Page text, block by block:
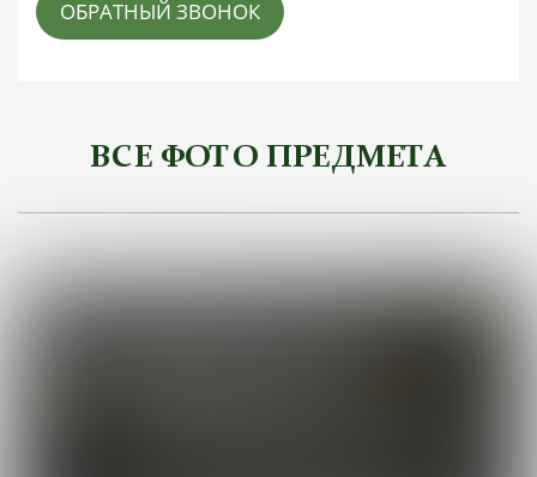
ОБРАТНЫЙ ЗВОНОК
ВСЕ ФОТО ПРЕДМЕТА